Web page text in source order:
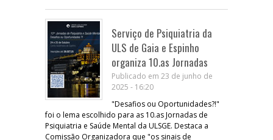
Serviço de Psiquiatria da
ULS de Gaia e Espinho
organiza 10.as Jornadas
Publicado em 23 de junho de
2025 - 16:20
"Desafios ou Oportunidades?!"
foi o lema escolhido para as 10.as Jornadas de
Psiquiatria e Saúde Mental da ULSGE. Destaca a
Comissão Organizadora que "os sinais de